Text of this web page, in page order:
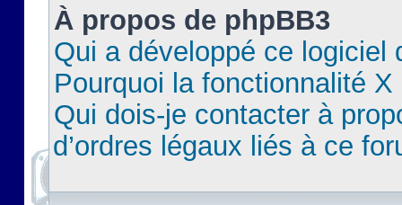
À propos de phpBB3
Qui a développé ce logiciel
Pourquoi la fonctionnalité X
Qui dois-je contacter à
d’ordres légaux liés à ce